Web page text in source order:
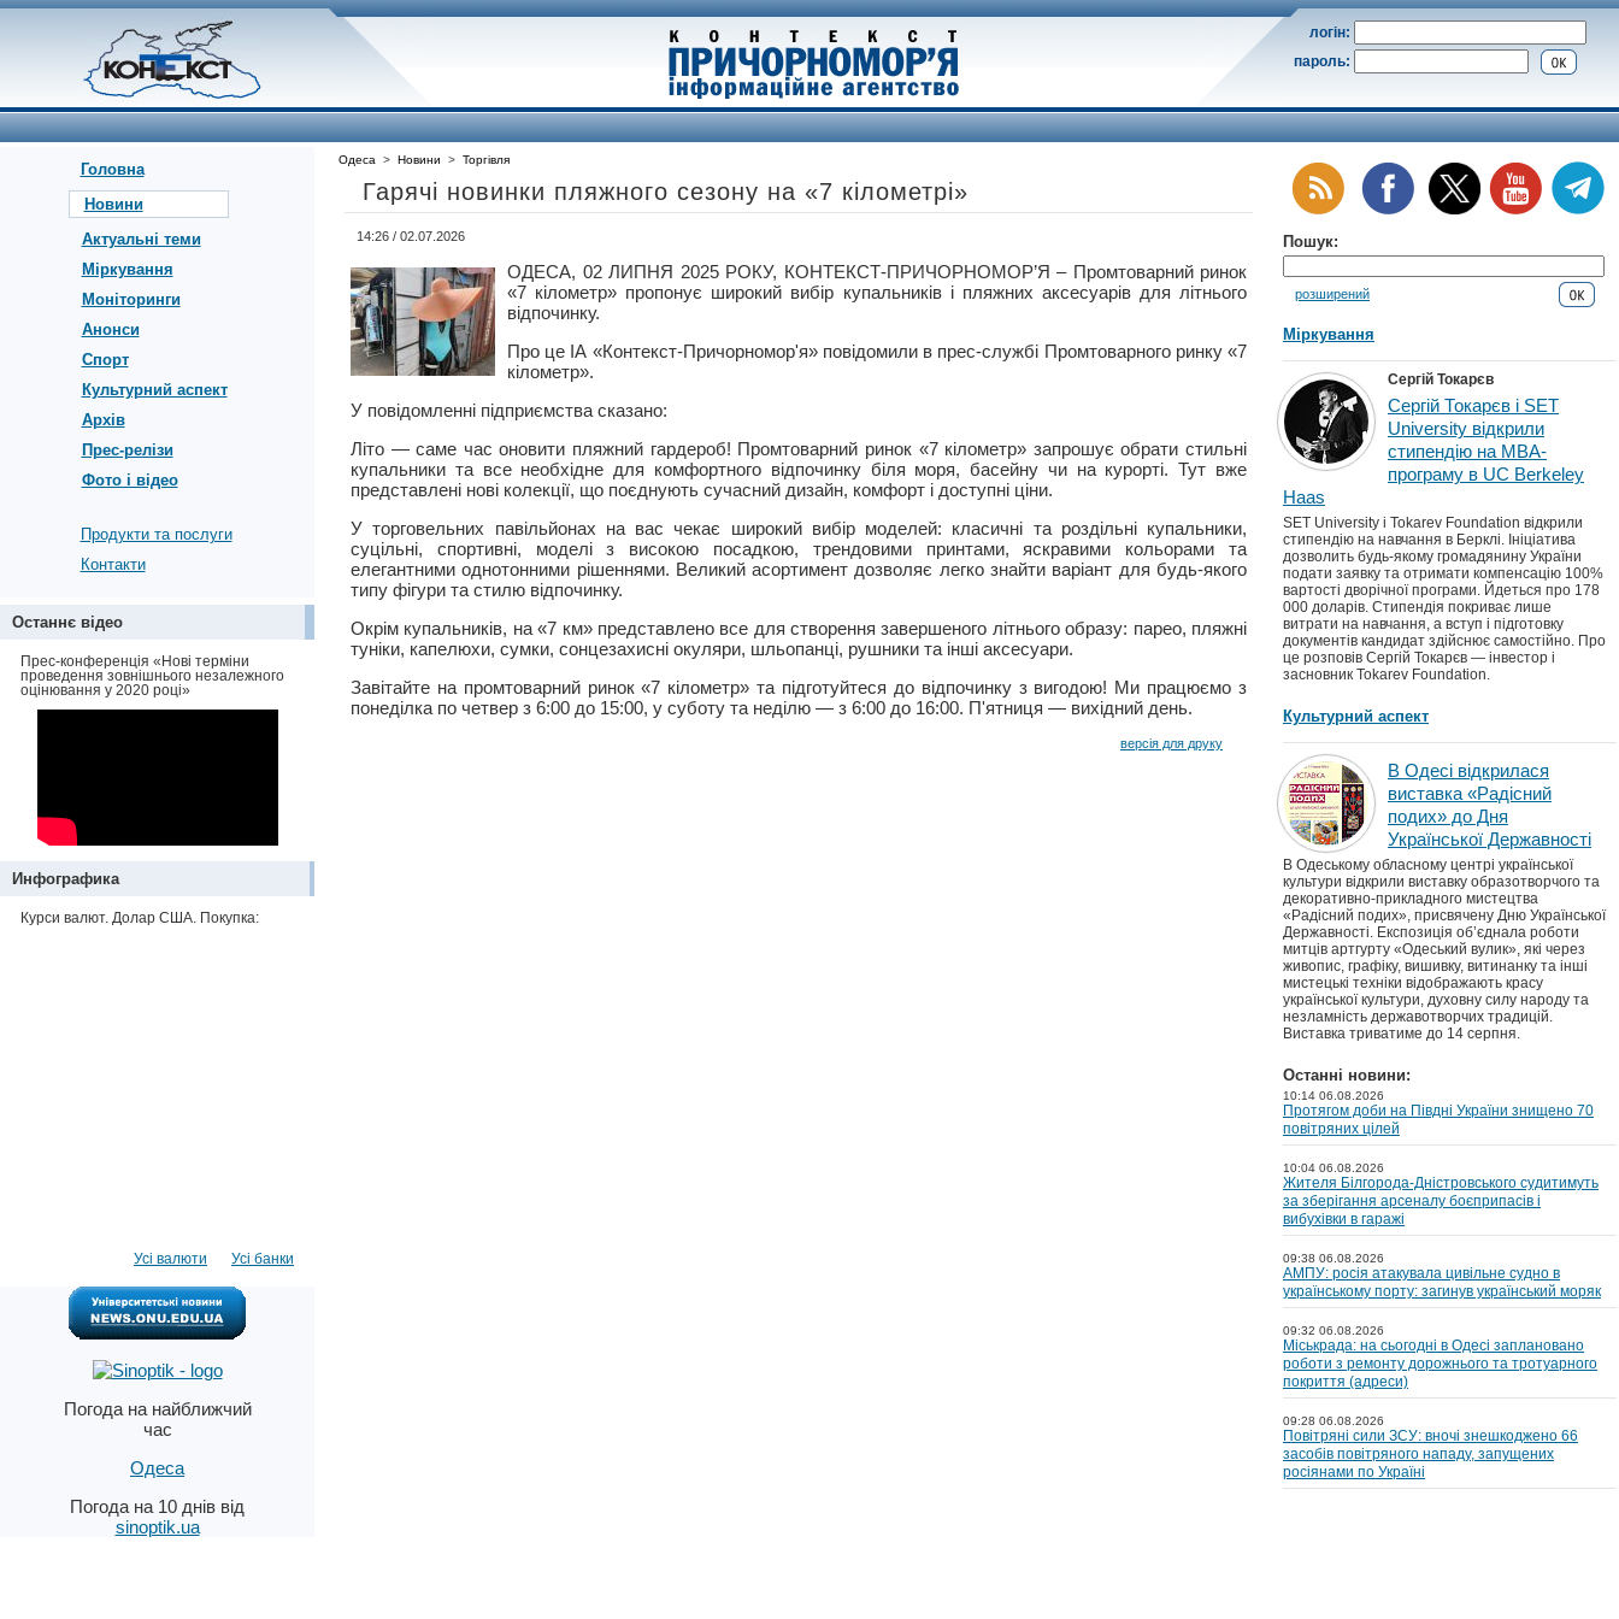
логін:
пароль:
Головна
Новини
Актуальні теми
Міркування
Моніторинги
Анонси
Спорт
Культурний аспект
Архів
Прес-релізи
Фото і відео
Продукти та послуги
Контакти
Останнє відео
Прес-конференція «Нові терміни
проведення зовнішнього незалежного
оцінювання у 2020 році»
Инфографика
Курси валют. Долар США. Покупка:
Усі банки
Усі валюти
Погода на найближчий
час
Одеса
Погода на 10 днів від
sinoptik.ua
Одеса > Новини > Торгівля
Гарячі новинки пляжного сезону на «7 кілометрі»
14:26 / 02.07.2026
ОДЕСА, 02 ЛИПНЯ 2025 РОКУ, КОНТЕКСТ-ПРИЧОРНОМОР’Я – Промтоварний ринок
«7 кілометр» пропонує широкий вибір купальників і пляжних аксесуарів для літнього
відпочинку.
Про це ІА «Контекст-Причорномор'я» повідомили в прес-службі Промтоварного ринку «7
кілометр».
У повідомленні підприємства сказано:
Літо — саме час оновити пляжний гардероб! Промтоварний ринок «7 кілометр» запрошує обрати стильні
купальники та все необхідне для комфортного відпочинку біля моря, басейну чи на курорті. Тут вже
представлені нові колекції, що поєднують сучасний дизайн, комфорт і доступні ціни.
У торговельних павільйонах на вас чекає широкий вибір моделей: класичні та роздільні купальники,
суцільні, спортивні, моделі з високою посадкою, трендовими принтами, яскравими кольорами та
елегантними однотонними рішеннями. Великий асортимент дозволяє легко знайти варіант для будь-якого
типу фігури та стилю відпочинку.
Окрім купальників, на «7 км» представлено все для створення завершеного літнього образу: парео, пляжні
туніки, капелюхи, сумки, сонцезахисні окуляри, шльопанці, рушники та інші аксесуари.
Завітайте на промтоварний ринок «7 кілометр» та підготуйтеся до відпочинку з вигодою! Ми працюємо з
понеділка по четвер з 6:00 до 15:00, у суботу та неділю — з 6:00 до 16:00. П'ятниця — вихідний день.
версія для друку
Пошук:
розширений
Міркування
Сергій Токарєв
Сергій Токарєв і SET
University відкрили
стипендію на MBA-
програму в UC Berkeley
Haas
SET University і Tokarev Foundation відкрили
стипендію на навчання в Берклі. Ініціатива
дозволить будь-якому громадянину України
подати заявку та отримати компенсацію 100%
вартості дворічної програми. Йдеться про 178
000 доларів. Стипендія покриває лише
витрати на навчання, а вступ і підготовку
документів кандидат здійснює самостійно. Про
це розповів Сергій Токарєв — інвестор і
засновник Tokarev Foundation.
Культурний аспект
В Одесі відкрилася
виставка «Радісний
подих» до Дня
Української Державності
В Одеському обласному центрі української
культури відкрили виставку образотворчого та
декоративно-прикладного мистецтва
«Радісний подих», присвячену Дню Української
Державності. Експозиція об’єднала роботи
митців артгурту «Одеський вулик», які через
живопис, графіку, вишивку, витинанку та інші
мистецькі техніки відображають красу
української культури, духовну силу народу та
незламність державотворчих традицій.
Виставка триватиме до 14 серпня.
Останні новини:
10:14 06.08.2026
Протягом доби на Півдні України знищено 70
повітряних цілей
10:04 06.08.2026
Жителя Білгорода-Дністровського судитимуть
за зберігання арсеналу боєприпасів і
вибухівки в гаражі
09:38 06.08.2026
АМПУ: росія атакувала цивільне судно в
українському порту: загинув український моряк
09:32 06.08.2026
Міськрада: на сьогодні в Одесі заплановано
роботи з ремонту дорожнього та тротуарного
покриття (адреси)
09:28 06.08.2026
Повітряні сили ЗСУ: вночі знешкоджено 66
засобів повітряного нападу, запущених
росіянами по Україні